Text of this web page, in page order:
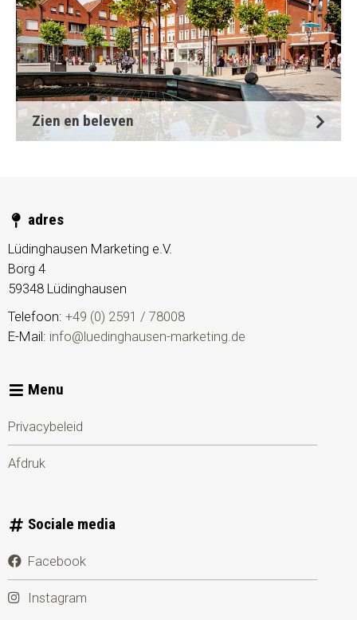
Zien en beleven
adres
Lüdinghausen Marketing e.V.
Borg 4
59348 Lüdinghausen
Telefoon: +49 (0) 2591 / 78008
E-Mail: info@luedinghausen-marketing.de
Menu
Privacybeleid
Afdruk
Sociale media
Facebook
Instagram